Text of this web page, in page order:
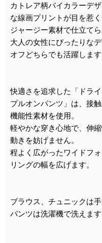
カトレア柄バイカラーデ
な線画プリントが目を惹く
ジャージー素材で仕立て
大人の女性にぴったりな
オフどちらでも活躍します
快適さを追求した「ドラ
プルオンパンツ」は、接
機能性素材を使用。
軽やかな穿き心地で、伸
動きを妨げません。
程よく広がったワイドフ
リングの幅を広げます。
ブラウス、チュニックは
パンツは洗濯機で洗えます